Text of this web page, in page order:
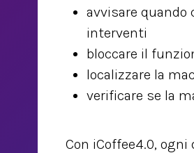
avvisare quando
interventi
bloccare il
localizzare la
verificare se la
Con iCoffee4.0,